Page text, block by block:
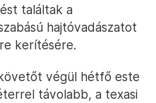
találtak a
hajtóvadászatot
kerítésére.
végül hétfő este
távolabb, a texasi